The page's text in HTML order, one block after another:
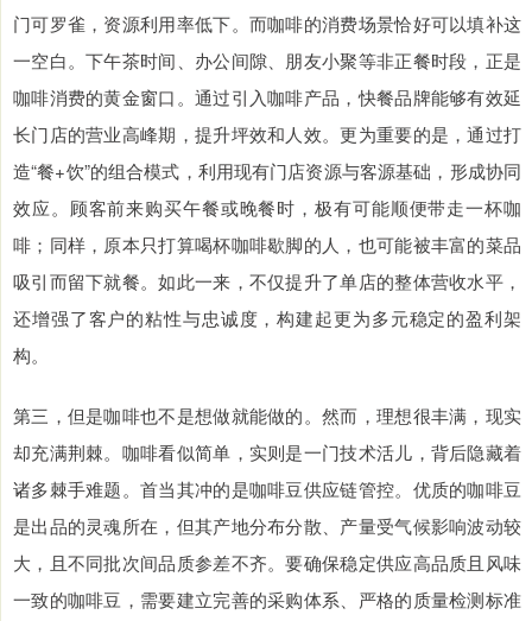
门可罗雀，资源利用率低下。而咖啡的消费场景恰好可以填补这
一空白。下午茶时间、办公间隙、朋友小聚等非正餐时段，正是
咖啡消费的黄金窗口。通过引入咖啡产品，快餐品牌能够有效延
长门店的营业高峰期，提升坪效和人效。更为重要的是，通过打
造“餐+饮”的组合模式，利用现有门店资源与客源基础，形成协同
效应。顾客前来购买午餐或晚餐时，极有可能顺便带走一杯咖
啡；同样，原本只打算喝杯咖啡歇脚的人，也可能被丰富的菜品
吸引而留下就餐。如此一来，不仅提升了单店的整体营收水平，
还增强了客户的粘性与忠诚度，构建起更为多元稳定的盈利架
构。
第三，但是咖啡也不是想做就能做的。然而，理想很丰满，现实
却充满荆棘。咖啡看似简单，实则是一门技术活儿，背后隐藏着
诸多棘手难题。首当其冲的是咖啡豆供应链管控。优质的咖啡豆
是出品的灵魂所在，但其产地分布分散、产量受气候影响波动较
大，且不同批次间品质参差不齐。要确保稳定供应高品质且风味
一致的咖啡豆，需要建立完善的采购体系、严格的质量检测标准